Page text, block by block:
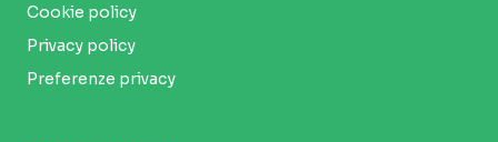
Cookie policy
Privacy policy
Preferenze privacy